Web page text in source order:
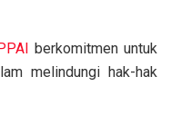
berkomitmen untuk
melindungi hak-hak